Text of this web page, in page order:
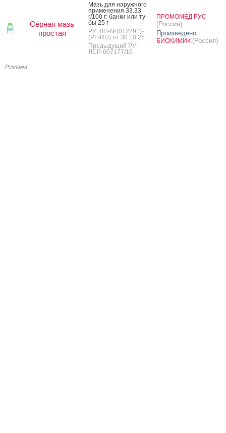
Серная мазь
простая
Мазь для на­руж­но­го
при­мене­ния 33.33
г/100 г: бан­ки или ту­
бы 25 г
РУ: ЛП-№(012291)-
(РГ-RU) от 30.10.25
Предыдущий РУ:
ЛСР-007177/10
ПРОМОМЕД РУС
(Россия)
Произведено:
БИОХИМИК (Россия)
Реклама